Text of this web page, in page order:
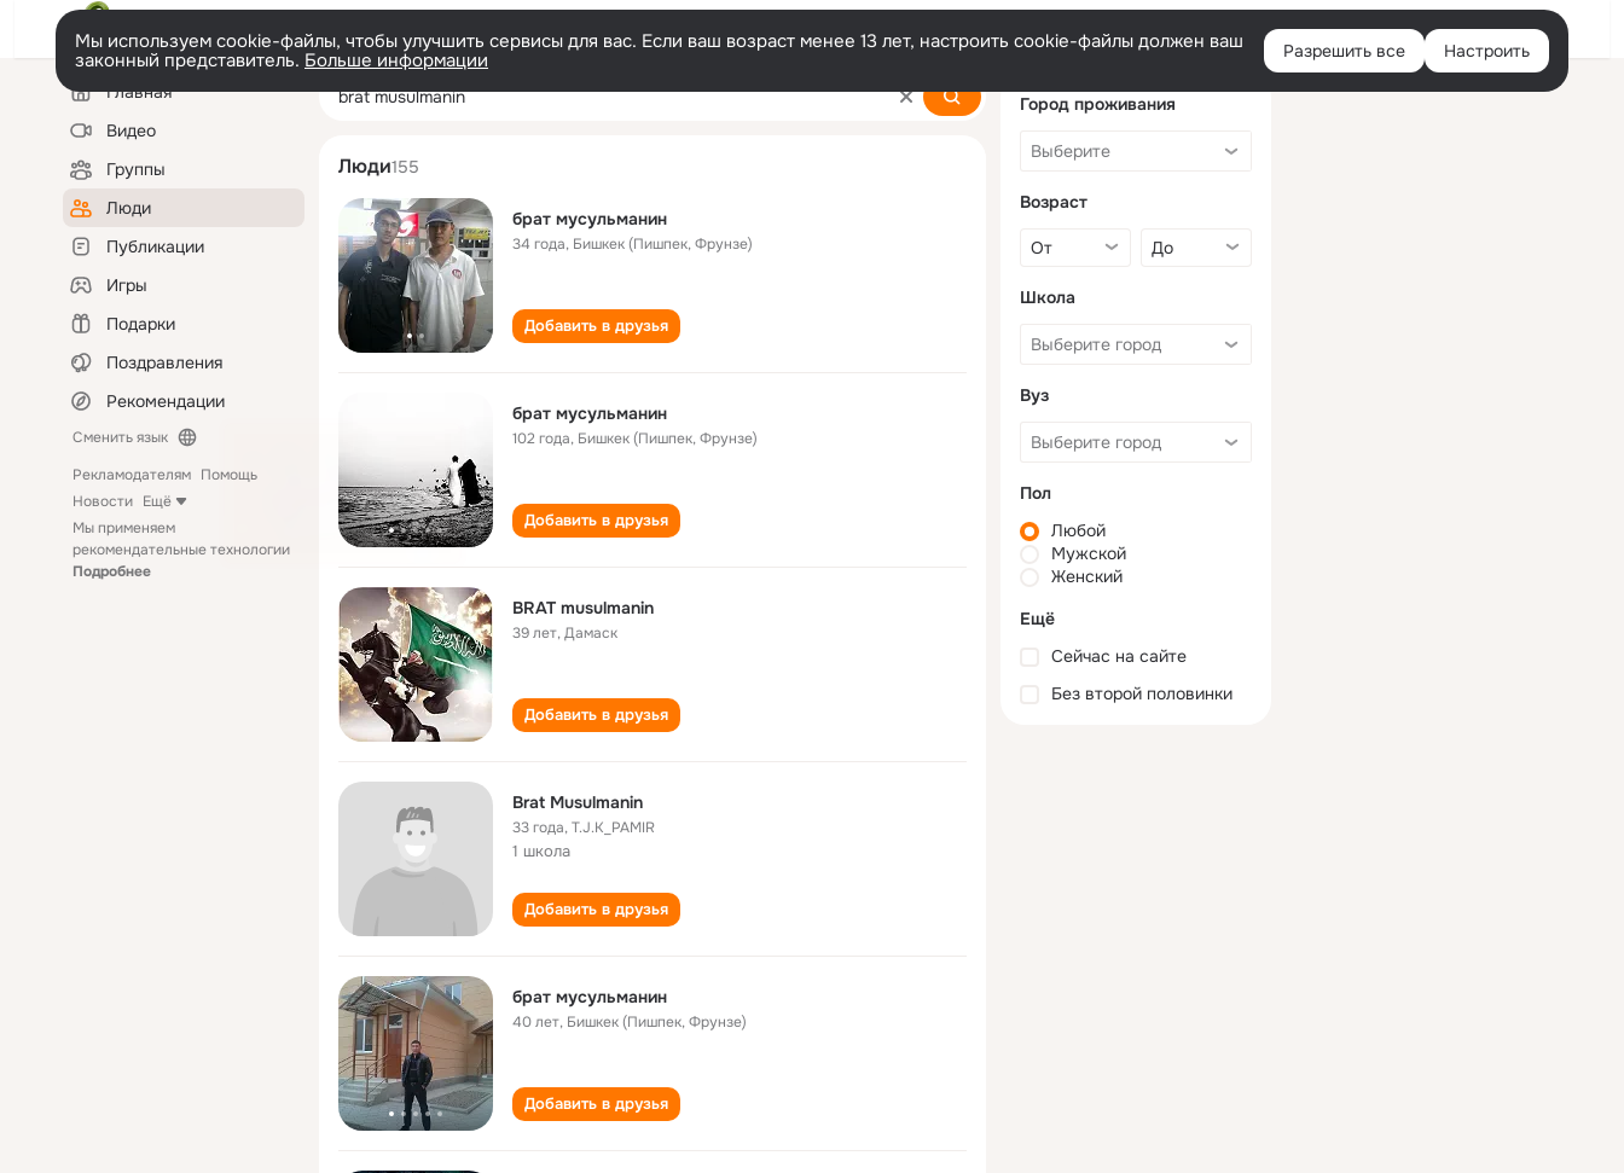
Войти
Мы используем cookie-файлы, чтобы улучшить сервисы для вас. Если ваш возраст менее 13 лет, настроить cookie-файлы должен ваш
законный представитель. Больше информации Разрешить все Настроить
Левая
колонкаГлавная
Видео
Группы
Люди
Публикации
Игры
Подарки
Поздравления
Рекомендации
Сменить язык
Рекламодателям Помощь
Новости Ещё
Мы применяем
рекомендательные технологии
Подробнее
brat musulmanin
Люди155
брат мусульманин
34 года, Бишкек (Пишпек, Фрунзе)
Добавить в друзья
брат мусульманин
102 года, Бишкек (Пишпек, Фрунзе)
Добавить в друзья
BRAT musulmanin
39 лет,Дамаск
Добавить в друзья
Brat Musulmanin
33 года,T.J.K_PAMIR
1 школа
Добавить в друзья
брат мусульманин
40 лет, Бишкек (Пишпек, Фрунзе)
Добавить в друзья
Город проживания
Возраст
Школа
Вуз
Пол
Любой
Мужской
Женский
Ещё
Сейчас на сайте
Без второй половинки